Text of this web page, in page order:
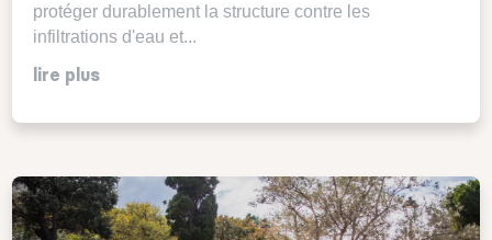
protéger durablement la structure contre les
infiltrations d'eau et...
lire plus